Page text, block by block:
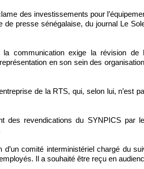
des investissements pour
presse sénégalaise, du journal Le
la communication exige la révision de
en son sein des
de la RTS, qui, selon lui, n’est
des revendications du SYNPICS par
comité interministériel chargé du
Il a souhaité être reçu en